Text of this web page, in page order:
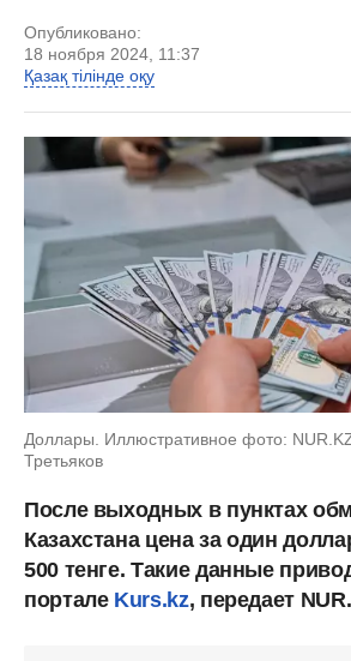
Опубликовано:
18 ноября 2024, 11:37
Қазақ тілінде оқу
Доллары. Иллюстративное фото:
Третьяков
После выходных в пунктах
Казахстана цена за один
500 тенге. Такие данные
портале Kurs.kz, передает